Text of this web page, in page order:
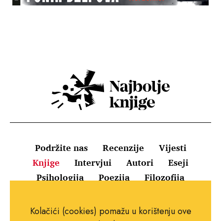
Podržite nas Recenzije
Vijesti
Knjige
Intervjui Autori
Eseji
Psihologija
Poezija Filozofija
Uvjeti korištenja
Pravila o kolačićima
Kolačići (cookies) pomažu u korištenju ove